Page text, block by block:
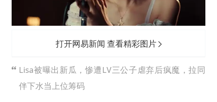
打开网易新闻 查看精彩图片
Lisa被曝出新瓜，惨遭LV三公子虐弃后疯魔，拉同
伴下水当上位筹码